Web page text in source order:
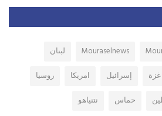
Mouraselnews
لبنان
غزة إسرائيل امريكا
روسيا
حماس نتنياهو